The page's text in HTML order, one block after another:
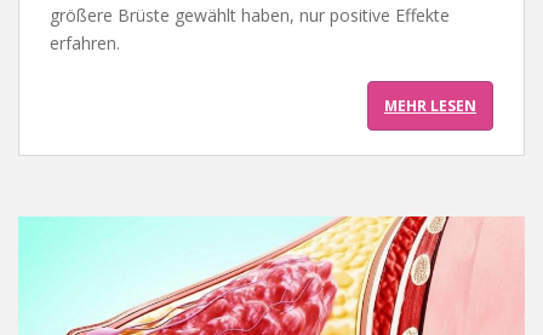
größere Brüste gewählt haben, nur positive Effekte
erfahren.
MEHR LESEN